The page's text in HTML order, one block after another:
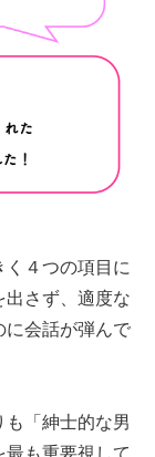
４つの項目に
さず、適度な
会話が弾んで
「紳士的な男
も重要視して